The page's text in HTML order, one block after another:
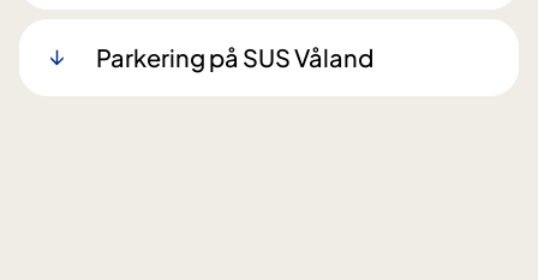
Parkering på SUS Våland